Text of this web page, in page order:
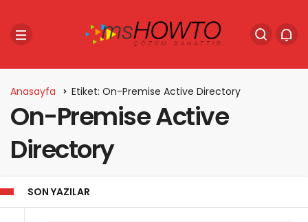
Anasayfa Etiket: On-Premise Active Directory
On-Premise Active
Directory
SON YAZILAR